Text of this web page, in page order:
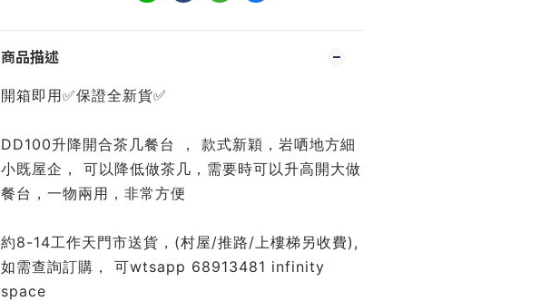
商品描述
開箱即用✅保證全新貨✅
DD100升降開合茶几餐台 ， 款式新穎，岩哂地方細
小既屋企， 可以降低做茶几，需要時可以升高開大做
餐台，一物兩用，非常方便
約8-14工作天門市送貨，(村屋/推路/上樓梯另收費),
如需查詢訂購， 可wtsapp 68913481 infinity
space